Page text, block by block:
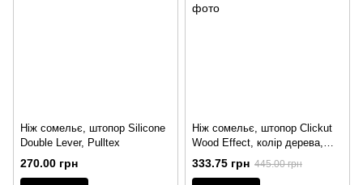
Ніж сомельє, штопор Silicone
Double Lever, Pulltex
270.00 грн
Ніж сомельє, штопор Clickut
Wood Effect, колір дерева,
Pulltex
333.75 грн 445.00 грн